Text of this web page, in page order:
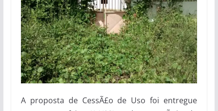
A proposta de CessÃ£o de Uso foi entregue